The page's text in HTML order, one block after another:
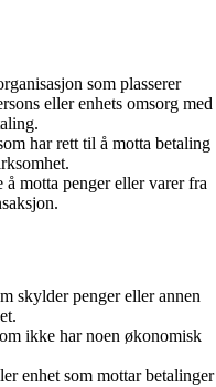
som plasserer
eller enhets omsorg med
har rett til å motta betaling
motta penger eller varer fra
skylder penger eller annen
ikke har noen økonomisk
enhet som mottar betalinger